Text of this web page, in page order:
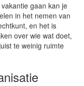
gaan kan je
in het nemen van
en het is
over wie wat doet,
te weinig ruimte